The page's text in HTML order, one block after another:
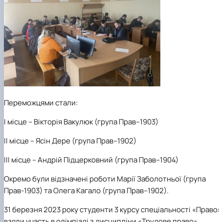
Переможцями стали:
І місце– Вікторія Вакулюк (група Прав–1903)
ІІ місце– Ясін Дере (група Прав–1902)
ІІІ місце– Андрій Підцерковний (група Прав–1904)
Окремо були відзначені роботи Марії Заболотньої (група
Прав-1903) та Олега Кагало (група Прав–1902).
31 березня 2023 рокустуденти 3 курсу спеціальності